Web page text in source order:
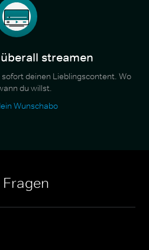
streamen
deinen Lieblingscontent. Wo
du willst.
Wunschabo